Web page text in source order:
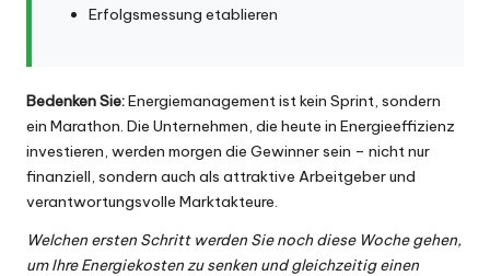
Erfolgsmessung etablieren
Bedenken Sie:Energiemanagement ist kein Sprint, sondern
ein Marathon. Die Unternehmen, die heute in Energieeffizienz
investieren, werden morgen die Gewinner sein – nicht nur
finanziell, sondern auch als attraktive Arbeitgeber und
verantwortungsvolle Marktakteure.
Welchen ersten Schritt werden Sie noch diese Woche gehen,
um Ihre Energiekosten zu senken und gleichzeitig einen